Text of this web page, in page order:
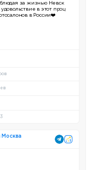
за жизнью Невск
в этот проц
в России❤️
Москва